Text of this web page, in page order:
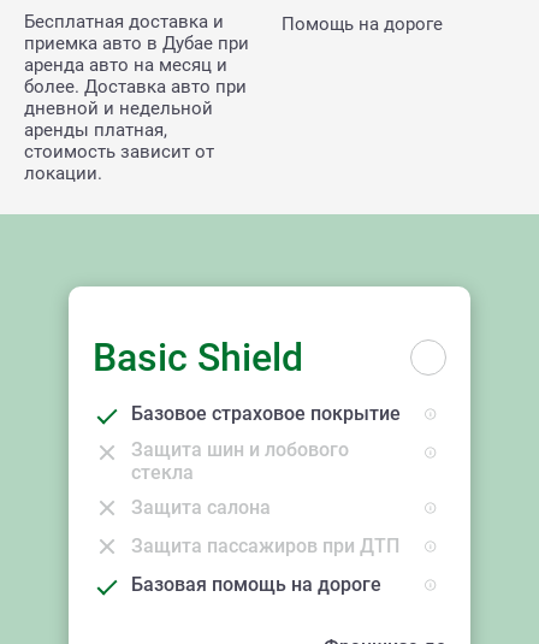
Бесплатная доставка и
приемка авто в Дубае при
аренда авто на месяц и
более. Доставка авто при
дневной и недельной
аренды платная,
стоимость зависит от
локации.
Помощь на дороге
Basic Shield
Базовое страховое покрытие
Защита шин и лобового
стекла
Защита салона
Защита пассажиров при ДТП
Базовая помощь на дороге